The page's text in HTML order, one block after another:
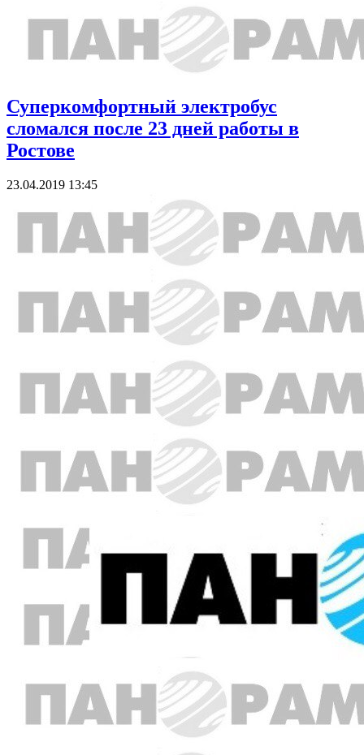
Суперкомфортный электробус
сломался после 23 дней работы в
Ростове
23.04.2019 13:45